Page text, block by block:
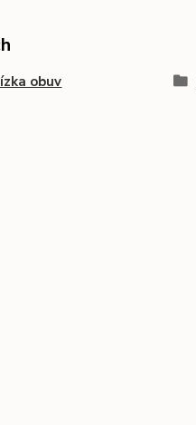
obuv